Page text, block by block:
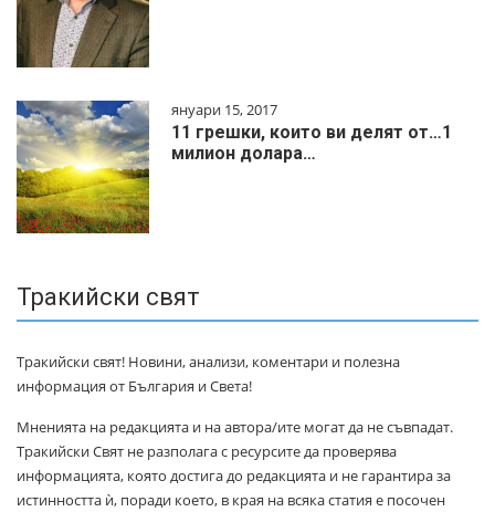
януари 15, 2017
11 грешки, които ви делят от…1
милиoн дoлapa…
Тракийски свят
Тракийски свят! Новини, анализи, коментари и полезна
информация от България и Света!
Мненията на редакцията и на автора/ите могат да не съвпадат.
Тракийски Свят не разполага с ресурсите да проверява
информацията, която достига до редакцията и не гарантира за
истинността ѝ, поради което, в края на всяка статия е посочен